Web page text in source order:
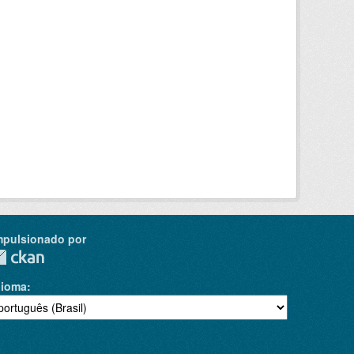
por